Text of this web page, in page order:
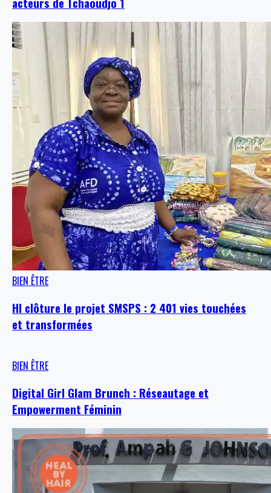
BIEN ÊTRE
HI clôture le projet SMSPS : 2 401 vies touchées
et transformées
BIEN ÊTRE
Digital Girl Glam Brunch : Réseautage et
Empowerment Féminin